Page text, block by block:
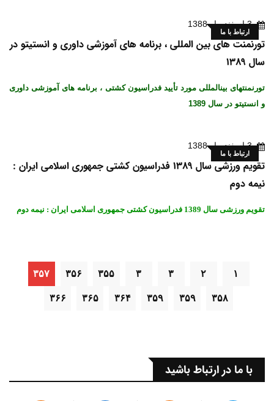
ارتباط با ما
3 اسفند ماه 1388
تورنمنت های بین المللی ، برنامه های آموزشی داوری و انستیتو در
سال 1389
تورنمنتهای بینالمللی مورد تأیید فدراسیون کشتی ، برنامه های آموزشی داوری
و انستیتو در سال 1389
ارتباط با ما
3 اسفند ماه 1388
تقویم ورزشی سال 1389 فدراسیون کشتی جمهوری اسلامی ایران :
نیمه دوم
تقویم ورزشی سال 1389 فدراسیون کشتی جمهوری اسلامی ایران : نیمه دوم
۱ ۲ ۳ ۳ ۳۵۵ ۳۵۶ ۳۵۷
۳۵۸ ۳۵۹ ۳۵۹ ۳۶۴ ۳۶۵ ۳۶۶
با ما در ارتباط باشید